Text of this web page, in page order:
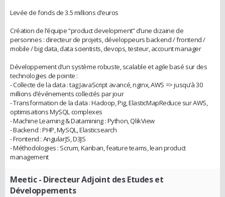
Levée de fonds de 3.5 millions d’euros
Création de l’équipe “product development” d’une dizaine de
personnes : directeur de projets, développeurs backend / frontend /
mobile / big data, data scientists, devops, testeur, account manager
Développement d’un système robuste, scalable et agile basé sur des
technologies de pointe :
- Collecte de la data : tag JavaScript avancé, nginx, AWS => jusqu’à 30
millions d’événements collectés par jour
- Transformation de la data : Hadoop, Pig, ElasticMapReduce sur AWS,
optimisations MySQL complexes
- Machine Learning & Datamining : Python, QlikView
- Backend : PHP, MySQL, Elasticsearch
- Frontend : AngularJS, D3JS
- Méthodologies : Scrum, Kanban, feature teams, lean product
management
Meetic- Directeur Adjoint des Etudes et
Développements